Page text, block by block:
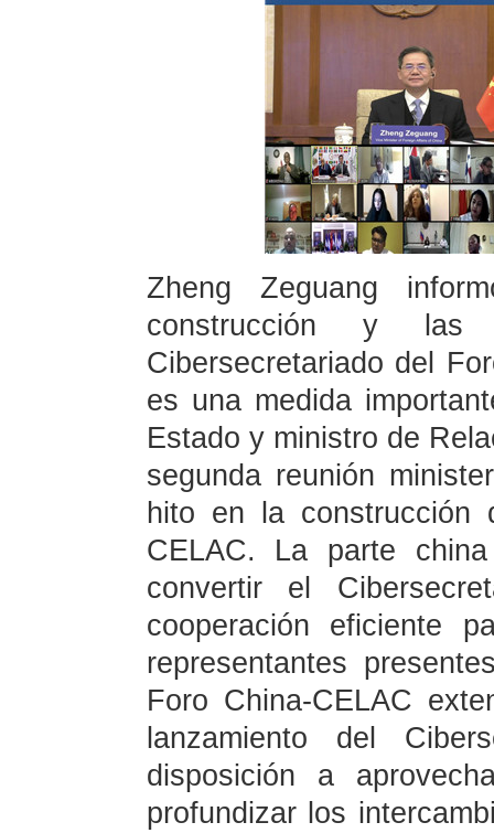
Zheng Zeguang
construcción y
Cibersecretariado del
es una medida
Estado y ministro de
segunda reunión
hito en la construcción
CELAC. La parte
convertir el
cooperación eficiente
representantes
Foro China-CELAC
lanzamiento del
disposición a
profundizar los